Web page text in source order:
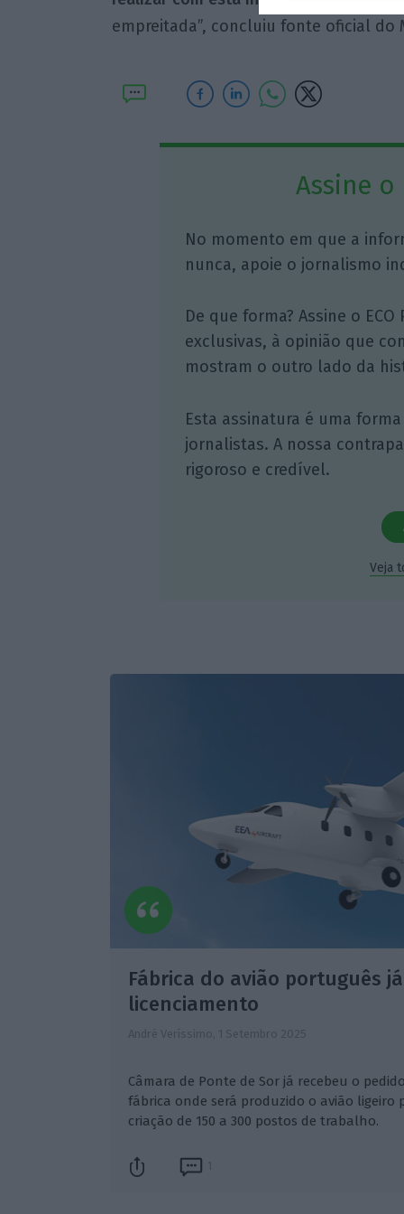
empreitada”, concluiu fonte oficial do
Assine o
No momento em que a
nunca, apoie o jornalismo
De que forma? Assine o
exclusivas, à opinião que
mostram o outro lado da
Esta assinatura é uma
jornalistas. A nossa
rigoroso e credível.
Veja
Fábrica do avião português
licenciamento
André Veríssimo, 1 Setembro 2025
Câmara de Ponte de Sor já recebeu o
fábrica onde será produzido o avião ligeiro
criação de 150 a 300 postos de trabalho.